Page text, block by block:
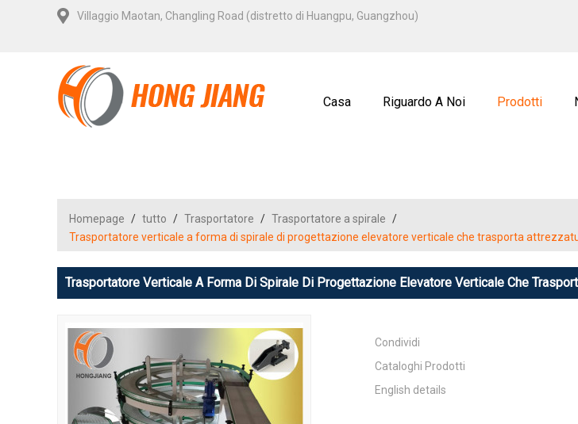
Villaggio Maotan, Changling Road (distretto di Huangpu, Guangzhou)
Casa Riguardo A Noi Prodotti
Homepage / tutto / Trasportatore / Trasportatore a spirale /
Trasportatore verticale a forma di spirale di progettazione elevatore verticale che trasporta
Trasportatore Verticale A Forma Di Spirale Di Progettazione Elevatore Verticale Che
Condividi
Cataloghi Prodotti
English details